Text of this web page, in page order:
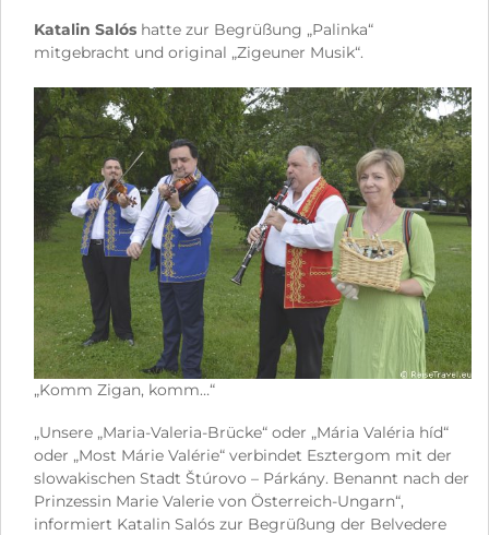
Katalin Salós hatte zur Begrüßung „Palinka“
mitgebracht und original „Zigeuner Musik“.
„Komm Zigan, komm…“
„Unsere „Maria-Valeria-Brücke“ oder „Mária Valéria híd“
oder „Most Márie Valérie“ verbindet Esztergom mit der
slowakischen Stadt Štúrovo – Párkány. Benannt nach der
Prinzessin Marie Valerie von Österreich-Ungarn“,
informiert Katalin Salós zur Begrüßung der Belvedere